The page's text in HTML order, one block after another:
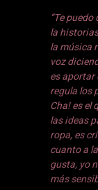
“Te
la
la música
voz
es aportar
regula los
Cha! es el
las ideas
ropa, es
cuanto a
gusta, yo
más